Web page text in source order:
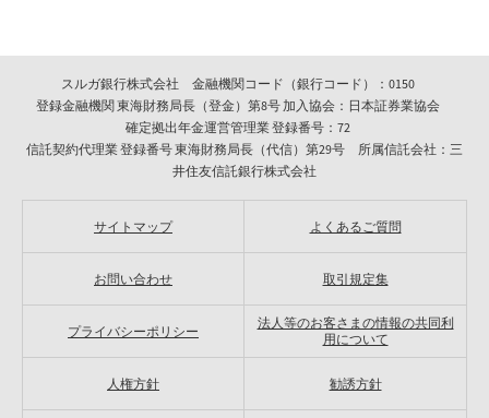
スルガ銀行株式会社 金融機関コード（銀行コード）：0150
登録金融機関 東海財務局長（登金）第8号 加入協会：日本証券業協会
確定拠出年金運営管理業 登録番号：72
信託契約代理業 登録番号 東海財務局長（代信）第29号 所属信託会社：三
井住友信託銀行株式会社
サイトマップ よくあるご質問
お問い合わせ 取引規定集
プライバシーポリシー
法人等のお客さまの情報の共同利
用について
人権方針 勧誘方針